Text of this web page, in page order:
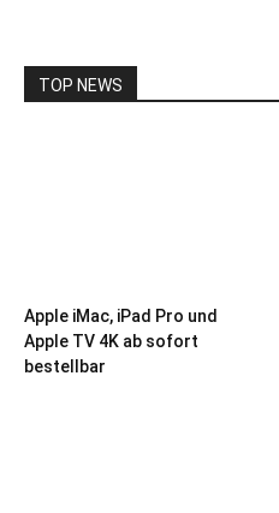
TOP NEWS
Apple iMac, iPad Pro und
Apple TV 4K ab sofort
bestellbar